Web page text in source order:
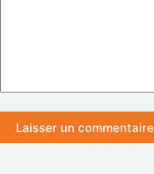
Laisser un commentaire